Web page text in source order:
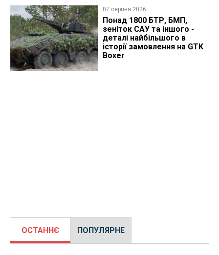
07 серпня 2026
Понад 1800 БТР, БМП,
зеніток САУ та іншого -
деталі найбільшого в
історії замовлення на GTK
Boxer
ОСТАННЄ ПОПУЛЯРНЕ